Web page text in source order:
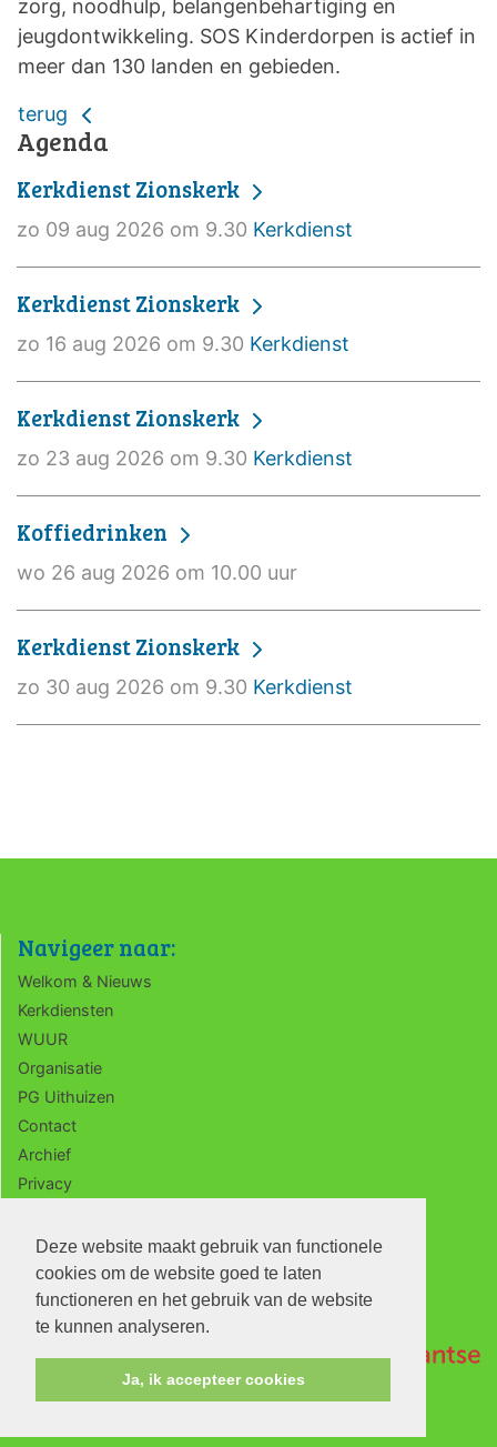
Deze website maakt gebruik van functionele
cookies om de website goed te laten
functioneren en het gebruik van de website
te kunnen analyseren.
Ja, ik accepteer cookies
zorg, noodhulp, belangenbehartiging en
jeugdontwikkeling. SOS Kinderdorpen is actief in
meer dan 130 landen en gebieden.
terug
Agenda
Kerkdienst Zionskerk
zo 09 aug 2026 om 9.30 Kerkdienst
Kerkdienst Zionskerk
zo 16 aug 2026 om 9.30 Kerkdienst
Kerkdienst Zionskerk
zo 23 aug 2026 om 9.30 Kerkdienst
Koffiedrinken
wo 26 aug 2026 om 10.00 uur
Kerkdienst Zionskerk
zo 30 aug 2026 om 9.30 Kerkdienst
Navigeer naar:
Welkom & Nieuws
Kerkdiensten
WUUR
Organisatie
PG Uithuizen
Contact
Archief
Privacy